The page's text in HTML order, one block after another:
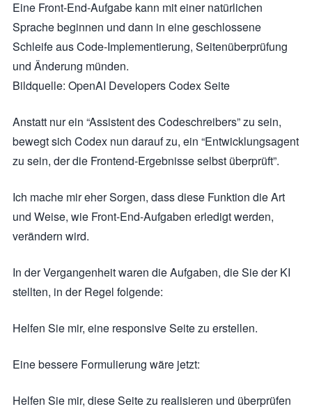
Eine Front-End-Aufgabe kann mit einer natürlichen
Sprache beginnen und dann in eine geschlossene
Schleife aus Code-Implementierung, Seitenüberprüfung
und Änderung münden.
Bildquelle: OpenAI Developers Codex Seite
Anstatt nur ein “Assistent des Codeschreibers” zu sein,
bewegt sich Codex nun darauf zu, ein “Entwicklungsagent
zu sein, der die Frontend-Ergebnisse selbst überprüft”.
Ich mache mir eher Sorgen, dass diese Funktion die Art
und Weise, wie Front-End-Aufgaben erledigt werden,
verändern wird.
In der Vergangenheit waren die Aufgaben, die Sie der KI
stellten, in der Regel folgende:
Helfen Sie mir, eine responsive Seite zu erstellen.
Eine bessere Formulierung wäre jetzt:
Helfen Sie mir, diese Seite zu realisieren und überprüfen